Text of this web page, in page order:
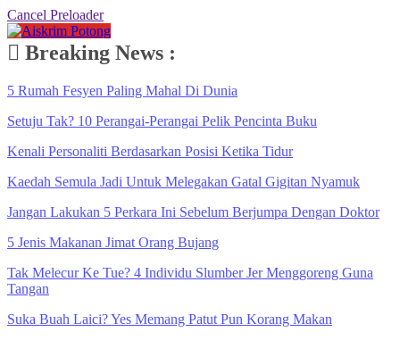
Cancel Preloader
Breaking News :
5 Rumah Fesyen Paling Mahal Di Dunia
Setuju Tak? 10 Perangai-Perangai Pelik Pencinta Buku
Kenali Personaliti Berdasarkan Posisi Ketika Tidur
Kaedah Semula Jadi Untuk Melegakan Gatal Gigitan Nyamuk
Jangan Lakukan 5 Perkara Ini Sebelum Berjumpa Dengan Doktor
5 Jenis Makanan Jimat Orang Bujang
Tak Melecur Ke Tue? 4 Individu Slumber Jer Menggoreng Guna
Tangan
Suka Buah Laici? Yes Memang Patut Pun Korang Makan